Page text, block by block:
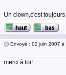
Un clown,c'est toujours
Envoyé : 02 juin 2007 à
merci à toi!